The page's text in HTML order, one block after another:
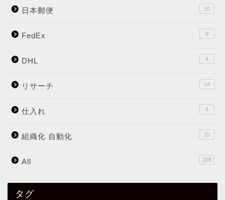
日本郵便 10
FedEx 8
DHL 4
リサーチ 14
仕入れ 4
組織化 自動化 15
All 208
タグ